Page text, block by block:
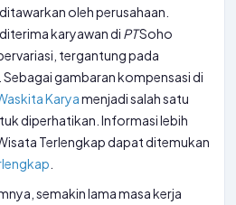
oleh perusahaan.
karyawan di PTSoho
tergantung pada
gambaran kompensasi di
Karyamenjadi salah satu
diperhatikan. Informasi lebih
Terlengkap dapat ditemukan
semakin lama masa kerja